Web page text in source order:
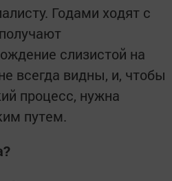
Годами ходят с
слизистой на
всегда видны, и, чтобы
процесс, нужна
путем.